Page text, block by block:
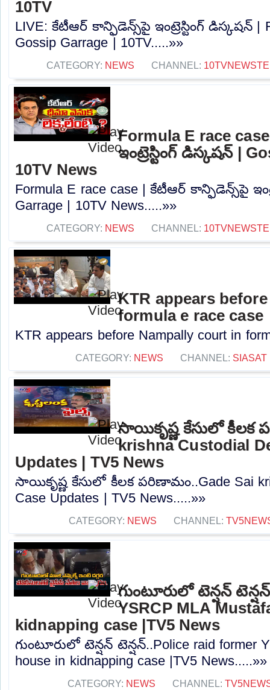
10TV
LIVE: కేటీఆర్ కాన్ఫిడెన్స్‌పై ఇంట్రెస్టింగ్ డిస్కషన్‌ |
Gossip Garrage | 10TV.....»»
CATEGORY: NEWS CHANNEL:
Formula E race
ఇంట్రెస్టింగ్ డిస్కషన్‌ |
10TV News
Formula E race case | కేటీఆర్ కాన్ఫిడెన్స్‌పై
Garrage | 10TV News.....»»
CATEGORY: NEWS CHANNEL:
KTR appears
formula e race case
KTR appears before Nampally court in
CATEGORY: NEWS CHANNEL: SIASAT
సాయికృష్ణ కేసులో కీలక
krishna Custodial
Updates | TV5 News
సాయికృష్ణ కేసులో కీలక పరిణామం..Gade Sai
Case Updates | TV5 News.....»»
CATEGORY: NEWS CHANNEL:
గుంటూరులో టెన్షన్
YSRCP MLA
kidnapping case |TV5 News
గుంటూరులో టెన్షన్ టెన్షన్..Police raid former
house in kidnapping case |TV5 News.....»»
CATEGORY: NEWS CHANNEL: